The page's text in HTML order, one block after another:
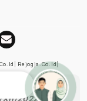
Rejogja.co.id |
Pers
XII/2022